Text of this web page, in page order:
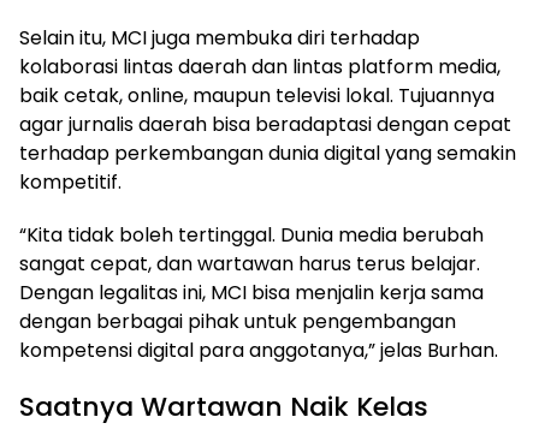
Selain itu, MCI juga membuka diri terhadap
kolaborasi lintas daerah dan lintas platform media,
baik cetak, online, maupun televisi lokal. Tujuannya
agar jurnalis daerah bisa beradaptasi dengan cepat
terhadap perkembangan dunia digital yang semakin
kompetitif.
“Kita tidak boleh tertinggal. Dunia media berubah
sangat cepat, dan wartawan harus terus belajar.
Dengan legalitas ini, MCI bisa menjalin kerja sama
dengan berbagai pihak untuk pengembangan
kompetensi digital para anggotanya,” jelas Burhan.
Saatnya Wartawan Naik Kelas